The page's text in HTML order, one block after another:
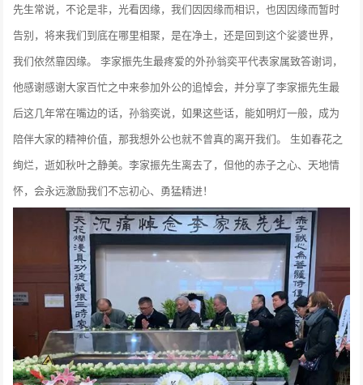
先生常说，不论是非，光看因缘，我们因因缘而相识，也因因缘而暂时
告别，将来我们到底在哪里相聚，是在净土，还是回到这个娑婆世界，
我们依然靠因缘。 李家振先生最疼爱的外孙翁奕平代表家属致答谢词，
他感谢感谢大家百忙之中来参加外公的追悼会，并分享了李家振先生最
后这几年常在嘴边的话，孙翁奕说，如果这些话，能如明灯一般，成为
陪伴大家的精神价值，那我想外公也就不曾真的离开我们。 生如春花之
绚烂，逝如秋叶之静美。李家振先生离去了，但他的赤子之心、天地情
怀，会永远激励我们不忘初心、勇猛精进！